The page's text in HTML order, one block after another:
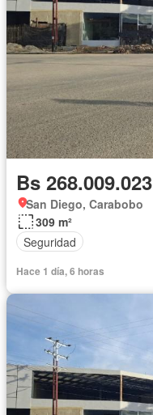
Bs 268.009.023
San Diego, Carabobo
309 m²
Seguridad
Hace 1 día, 6 horas